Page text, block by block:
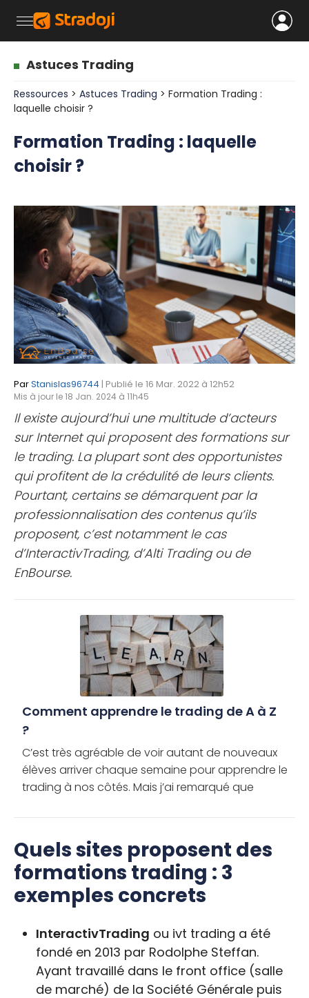
Astuces Trading
Ressources > Astuces Trading > Formation Trading :
laquelle choisir ?
Formation Trading : laquelle
choisir ?
ParStanislas96744 | Publié le 16 Mar. 2022 à 12h52
Mis à jour le 18 Jan. 2024 à 11h45
Il existe aujourd’hui une multitude d’acteurs
sur Internet qui proposent des formations sur
le trading. La plupart sont des opportunistes
qui profitent de la crédulité de leurs clients.
Pourtant, certains se démarquent par la
professionnalisation des contenus qu’ils
proposent, c’est notamment le cas
d’InteractivTrading, d’Alti Trading ou de
EnBourse.
Comment apprendre le trading de A à Z
?
C’est très agréable de voir autant de nouveaux
élèves arriver chaque semaine pour apprendre le
trading à nos côtés. Mais j’ai remarqué que
Quels sites proposent des
formations trading : 3
exemples concrets
InteractivTrading ou ivt trading a été
fondé en 2013 par Rodolphe Steffan.
Ayant travaillé dans le front office (salle
de marché) de la Société Générale puis